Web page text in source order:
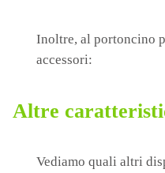
Inoltre, al portoncino
accessori:
Altre
Vediamo quali altri